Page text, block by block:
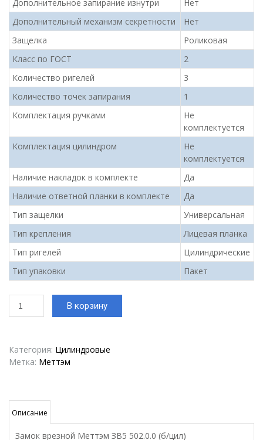
Дополнительное запирание изнутри
Нет
Дополнительный механизм секретности
Нет
Защелка
Роликовая
Класс по ГОСТ
2
Количество ригелей
3
Количество точек запирания
1
Комплектация ручками
Не
комплектуется
Комплектация цилиндром
Не
комплектуется
Наличие накладок в комплекте
Да
Наличие ответной планки в комплекте
Да
Тип защелки
Универсальная
Тип крепления
Лицевая планка
Тип ригелей
Цилиндрические
Тип упаковки
Пакет
товара
Меттэм
ЗВ5
цил)
В корзину
Категория: Цилиндровые
Метка: Меттэм
Описание
Замок врезной Меттэм ЗВ5 502.0.0 (б/цил)